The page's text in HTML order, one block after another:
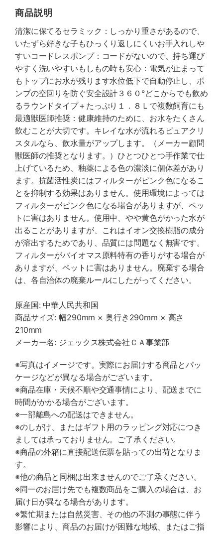
商品説明
清潔に保てるセラミック：しっかり重さがあるので、
いたずら好きな子もひっくり返しにくいお手入れしや
すいコードレスポンプ：コードがないので、持ち運び
やすく洗いやすいもしもの時も安心：電気が止まって
もトップにお水が残ります水位低下で自動停止し、ポ
ンプの空回りを防ぐ安全設計３６０°どこからでも飲め
るラウンドタイプ＋たっぷり１．８Ｌで複数飼育にも
最適獣医師推奨：健康維持のために、お水をたくさん
飲むことが大切です。キレイな水が流れるピュアクリ
スタルなら、飲水量がアップします。（メーカー顧問
獣医師の推奨となります。）ひとつひとつ手作業で仕
上げているため、釉薬による色の濃淡に個体差があり
ます。抗菌活性炭にはフィルターがピンク色になるこ
とを抑制する効果はありません。使用環境によっては
フィルターがピンク色になる場合がありますが、ペッ
トに害はありません。使用中、やや黄色がかった水が
出ることがありますが、これはイオン交換樹脂の成分
が溶出するためであり、品質には問題なく無害です。
フィルターがバイオマス原料特有の香りがする場合が
ありますが、ペットに害はありません。廃棄する場合
は、各自治体の廃棄ルールにしたがってください。
原産国: 中華人民共和国
商品サイズ: 幅290mm × 奥行き290mm × 高さ
210mm
メーカー名: ジェックス株式会社ＣＡ事業部
※写真はイメージです。実際にお届けする商品とパッ
ケージなどが異なる場合がございます。
※商品在庫・天候不順や交通事情により、配送までに
時間がかかる場合がございます。
※一部離島への配送はできません。
※のしがけ、またはギフト用のラッピング対応につき
ましては承っておりません。ご了承ください。
※商品の外箱に直接配送伝票を貼っての出荷となりま
す。
※他の商品と同梱は出来ませんのでご了承ください。
※同一のお届け先でも複数商品をご購入の場合は、お
届け日が異なる場合があります。
※繁忙期または自然災害、その他の不測の事態に伴う
影響により、商品のお届けが困難な地域、またはご指